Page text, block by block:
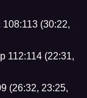
(30:22,
112:114 (22:31,
(26:32, 23:25,